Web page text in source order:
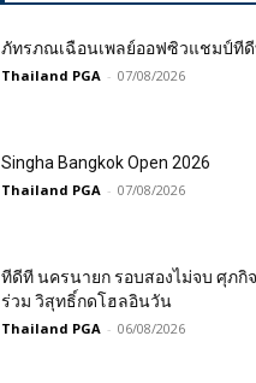
ภัทรภณเฉือนเพลย์ออฟซิวแชมป์ที
Thailand PGA - 07/08/2026
Singha Bangkok Open 2026
Thailand PGA - 07/08/2026
ทีดีที นครนายก รอบสองไม่จบ ศุภ
ร่วม วิสุทธิ์กดโฮลอินวัน
Thailand PGA - 06/08/2026